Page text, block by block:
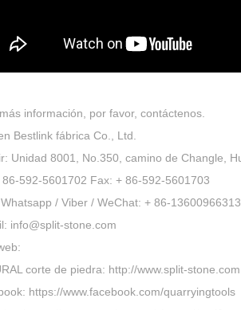
información, por favor, contáctenos.
Bestlink fábrica Co., Ltd.
Unidad 8001, No.350, camino de Changle,
86-592-5601702 Fax: + 86-592-5601703
/ Viber / WeChat: + 86-
info@split-stone.com
corte de piedra: http://www.split-stone.com
https://www.facebook.com/quarryingtools